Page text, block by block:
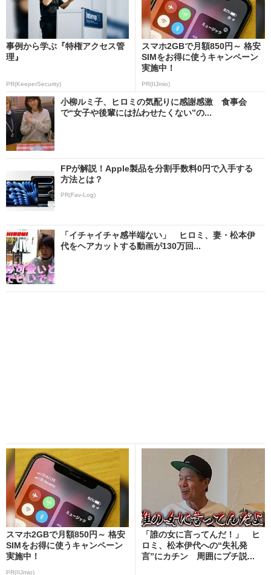
事例から学ぶ『特権アクセス管
理』
PR(KeeperSecurity)
スマホ2GBで月額850円～ 格安
SIMをお得に使うキャンペーン
実施中！
PR(IIJmio)
小柳ルミ子、ヒロミの気配りに感謝感激 食事会
で“女子や後輩には払わせたくない”の...
FPが解説！Apple製品を分割手数料0円で入手する
方法とは？
PR(Fav-Log)
「イチャイチャ感半端ない」 ヒロミ、妻・松本伊
代をヘアカットする動画が130万回...
スマホ2GBで月額850円～ 格安
SIMをお得に使うキャンペーン
実施中！
PR(IIJmio)
「誰の女に言ってんだ！」 ヒ
ロミ、松本伊代への“失礼発
言”にカチン 周囲にプチ説...